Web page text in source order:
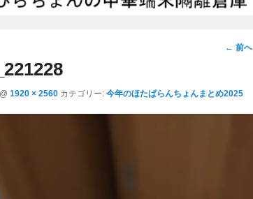
画
ビ
ゲ
← 前へ
@ 1920 × 2560 カテゴリー: 今年のほたぱらんちょんまとめ2025